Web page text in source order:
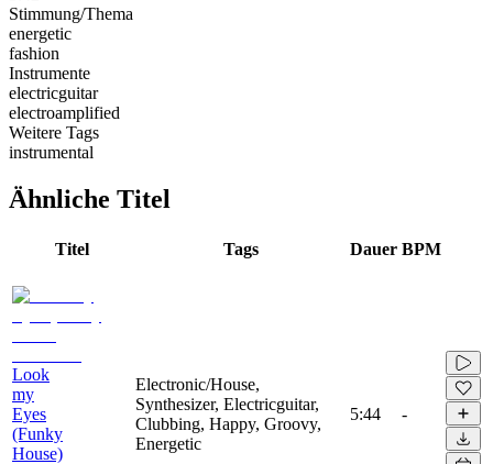
Stimmung/Thema
energetic
fashion
Instrumente
electricguitar
electroamplified
Weitere Tags
instrumental
Ähnliche Titel
Titel Tags Dauer BPM
Look
my
Eyes
(Funky
House)
Electronic/House,
Synthesizer, Electricguitar,
Clubbing, Happy, Groovy,
Energetic
5:44 -